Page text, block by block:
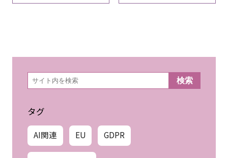
検
索 検索
タグ
AI関連 EU GDPR